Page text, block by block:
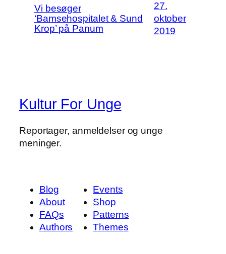
Vi besøger
‘Bamsehospitalet & Sund
Krop’ på Panum
27.
oktober
2019
Kultur For Unge
Reportager, anmeldelser og unge
meninger.
Blog
About
FAQs
Authors
Events
Shop
Patterns
Themes